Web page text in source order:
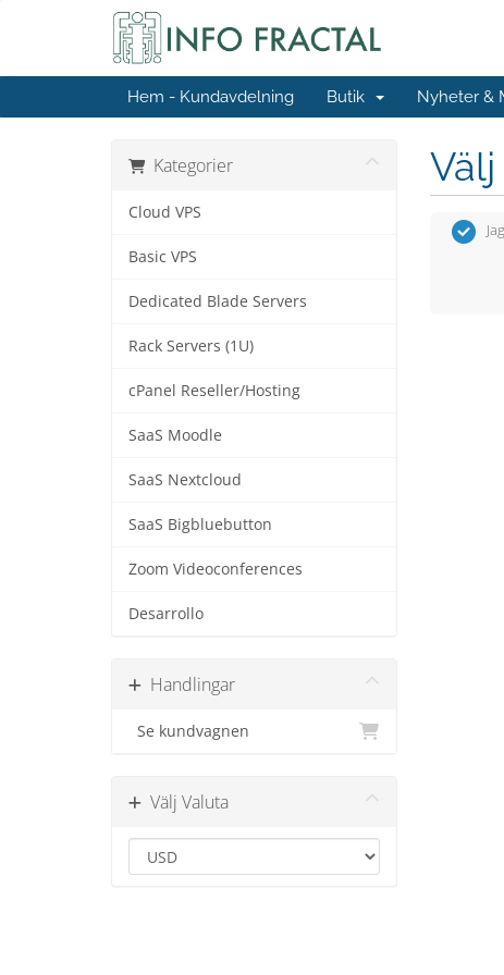
Hem - Kundavdelning Butik Nyheter &
Kategorier
Cloud VPS
Basic VPS
Dedicated Blade Servers
Rack Servers (1U)
cPanel Reseller/Hosting
SaaS Moodle
SaaS Nextcloud
SaaS Bigbluebutton
Zoom Videoconferences
Desarrollo
Handlingar
Se kundvagnen
Välj Valuta
Välj